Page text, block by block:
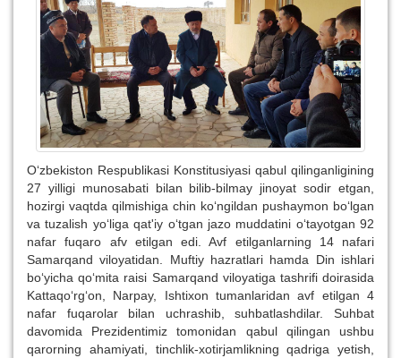
O‘zbekiston Respublikasi Konstitusiyasi qabul qilinganligining
27 yilligi munosabati bilan bilib-bilmay jinoyat sodir etgan,
hozirgi vaqtda qilmishiga chin ko‘ngildan pushaymon bo‘lgan
va tuzalish yo‘liga qat'iy o‘tgan jazo muddatini o‘tayotgan 92
nafar fuqaro afv etilgan edi. Avf etilganlarning 14 nafari
Samarqand viloyatidan. Muftiy hazratlari hamda Din ishlari
bo‘yicha qo‘mita raisi Samarqand viloyatiga tashrifi doirasida
Kattaqo‘rg‘on, Narpay, Ishtixon tumanlaridan avf etilgan 4
nafar fuqarolar bilan uchrashib, suhbatlashdilar. Suhbat
davomida Prezidentimiz tomonidan qabul qilingan ushbu
qarorning ahamiyati, tinchlik-xotirjamlikning qadriga yetish,